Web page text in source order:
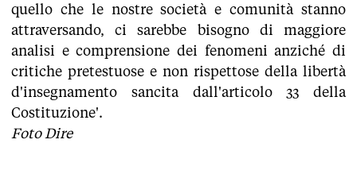
quello che le nostre società e comunità stanno
attraversando, ci sarebbe bisogno di maggiore
analisi e comprensione dei fenomeni anziché di
critiche pretestuose e non rispettose della libertà
d'insegnamento sancita dall'articolo 33 della
Costituzione'.
Foto Dire